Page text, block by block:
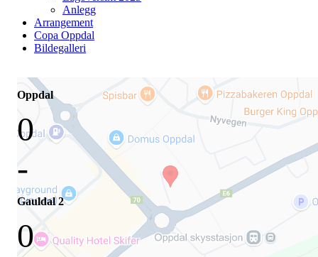
Anlegg
Arrangement
Copa Oppdal
Bildegalleri
Oppdal
0
-
Gauldal 2
0